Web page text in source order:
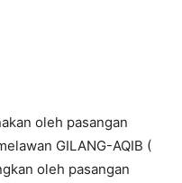
oleh pasangan
GILANG-AQIB (
oleh pasangan